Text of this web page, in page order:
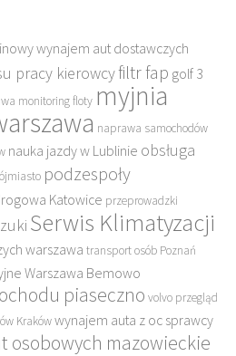
wynajem aut dostawczych
pracy kierowcyfiltr fap golf 3
monitoring floty myjnia
naprawa samochodów
nauka jazdy w Lublinie obsługa
podzespoły
Katowice przeprowadzki
Serwis Klimatyzacji
warszawa transport osób Poznań
Warszawa Bemowo
piaseczno volvo przegląd
Krakówwynajem auta z oc sprawcy
osobowych mazowieckie